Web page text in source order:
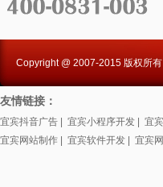
Copyright @ 2007-2015 版权所
友情链接：
宜宾抖音广告 宜宾小程序开发 宜
宜宾网站制作
宜宾软件开发 宜宾